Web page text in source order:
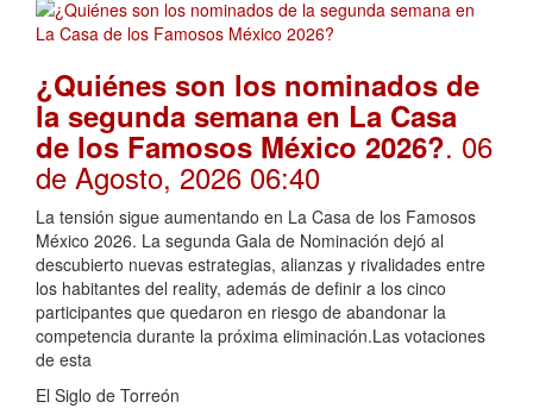
¿Quiénes son los nominados de
la segunda semana en La Casa
de los Famosos México 2026?. 06
de Agosto, 2026 06:40
La tensión sigue aumentando en La Casa de los Famosos
México 2026. La segunda Gala de Nominación dejó al
descubierto nuevas estrategias, alianzas y rivalidades entre
los habitantes del reality, además de definir a los cinco
participantes que quedaron en riesgo de abandonar la
competencia durante la próxima eliminación.Las votaciones
de esta
El Siglo de Torreón